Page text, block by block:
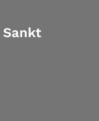
Sankt